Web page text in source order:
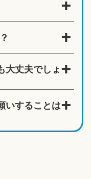
大丈夫でしょ
いすることは